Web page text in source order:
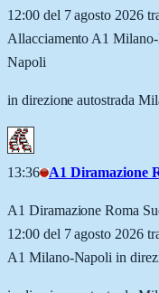
12:00 del 7 agosto 2026
Allacciamento A1
Napoli
in direzione autostrada
13:36 A1 Diramazione
A1 Diramazione Roma
12:00 del 7 agosto 2026
A1 Milano-Napoli in